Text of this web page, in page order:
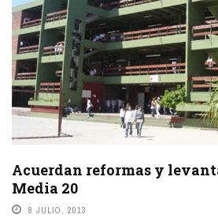
Acuerdan reformas y
Media 20
8 JULIO, 2013